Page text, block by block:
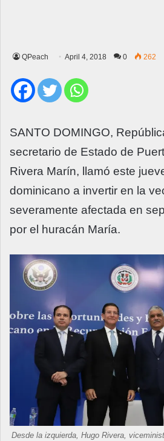
QPeach April 4, 2018 0 262
SANTO DOMINGO,
secretario de Estado de
Rivera Marín, llamó este
dominicano a invertir en la
severamente afectada en
por el huracán María.
Desde la izquierda, Hugo Rivera,